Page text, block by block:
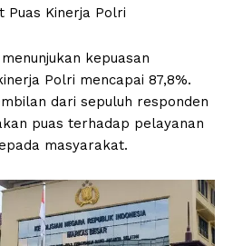
Puas Kinerja Polri
kepuasan
Polri mencapai 87,8%.
dari sepuluh responden
puas terhadap pelayanan
masyarakat.